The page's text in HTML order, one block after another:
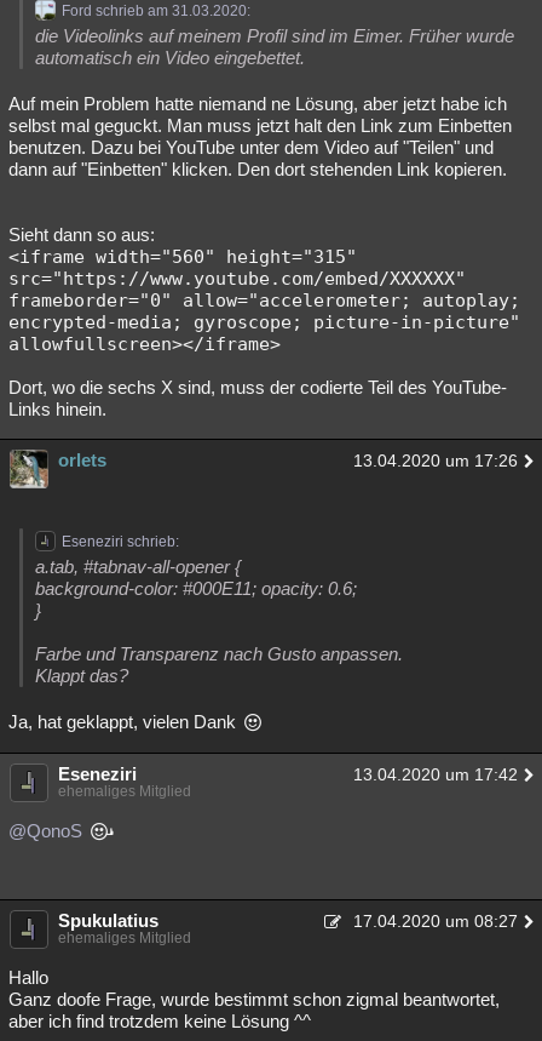
Ford schrieb am 31.03.2020:
die Videolinks auf meinem Profil sind im Eimer. Früher wurde
automatisch ein Video eingebettet.
Auf mein Problem hatte niemand ne Lösung, aber jetzt habe ich
selbst mal geguckt. Man muss jetzt halt den Link zum Einbetten
benutzen. Dazu bei YouTube unter dem Video auf "Teilen" und
dann auf "Einbetten" klicken. Den dort stehenden Link kopieren.
Sieht dann so aus:
<iframe width="560" height="315"
src="https://www.youtube.com/embed/XXXXXX"
frameborder="0" allow="accelerometer; autoplay;
encrypted-media; gyroscope; picture-in-picture"
allowfullscreen></iframe>
Dort, wo die sechs X sind, muss der codierte Teil des YouTube-
Links hinein.
orlets 13.04.2020 um 17:26
Eseneziri schrieb:
a.tab, #tabnav-all-opener {
background-color: #000E11; opacity: 0.6;
}
Farbe und Transparenz nach Gusto anpassen.
Klappt das?
Ja, hat geklappt, vielen Dank
Eseneziri 13.04.2020 um 17:42
ehemaliges Mitglied
@QonoS
Spukulatius 17.04.2020 um 08:27
ehemaliges Mitglied
Hallo
Ganz doofe Frage, wurde bestimmt schon zigmal beantwortet,
aber ich find trotzdem keine Lösung ^^